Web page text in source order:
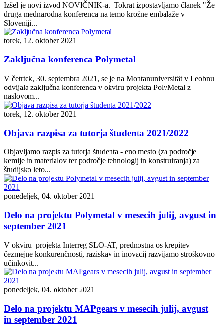
Izšel je novi izvod NOVIČNIK-a. Tokrat izpostavljamo članek "Že
druga mednarodna konferenca na temo krožne embalaže v
Sloveniji...
torek, 12. oktober 2021
Zaključna konferenca Polymetal
V četrtek, 30. septembra 2021, se je na Montanuniversität v Leobnu
odvijala zaključna konferenca v okviru projekta PolyMetal z
naslovom...
torek, 12. oktober 2021
Objava razpisa za tutorja študenta 2021/2022
Objavljamo razpis za tutorja študenta - eno mesto (za področje
kemije in materialov ter področje tehnologij in konstruiranja) za
študijsko leto...
ponedeljek, 04. oktober 2021
Delo na projektu Polymetal v mesecih julij, avgust in
september 2021
V okviru projekta Interreg SLO-AT, prednostna os krepitev
čezmejne konkurenčnosti, raziskav in inovacij razvijamo stroškovno
učinkovit...
ponedeljek, 04. oktober 2021
Delo na projektu MAPgears v mesecih julij, avgust
in september 2021